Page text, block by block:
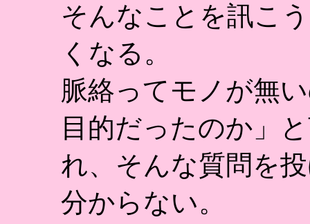
そんなことを訊こ
くなる。
脈絡ってモノが無
目的だったのか」
れ、そんな質問を
分からない。